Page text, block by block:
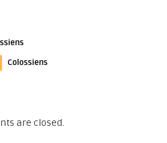
Colossiens
are closed.